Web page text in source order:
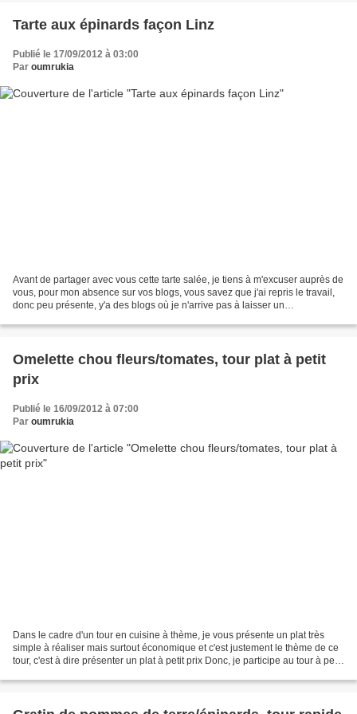
Tarte aux épinards façon Linz
Publié le 17/09/2012 à 03:00
Par oumrukia
Avant de partager avec vous cette tarte salée, je tiens à m'excuser auprès de
vous, pour mon absence sur vos blogs, vous savez que j'ai repris le travail,
donc peu présente, y'a des blogs où je n'arrive pas à laisser un
Omelette chou fleurs/tomates, tour plat à petit
prix
Publié le 16/09/2012 à 07:00
Par oumrukia
Dans le cadre d'un tour en cuisine à thème, je vous présente un plat très
simple à réaliser mais surtout économique et c'est justement le thème de ce
tour, c'est à dire présenter un plat à petit prix Donc, je participe au tour à petit